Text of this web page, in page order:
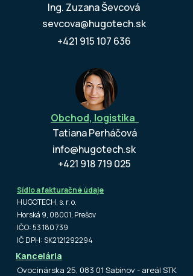
Ing. Zuzana Ševcová
sevcova@hugotech.sk
+421 915 107 636
Obchod, logistika
Tatiana Perháčová
info@hugotech.sk
+421 918 719 025
Sídlo a fakturačné údaje
HUGOTECH, s. r. o.
Horská 9, 08001, Prešov
​IČO: 53 180 739
IČ DPH: SK2121292294
Kancelária
Ovocinárska 25, 083 01 Sabinov - areál STK